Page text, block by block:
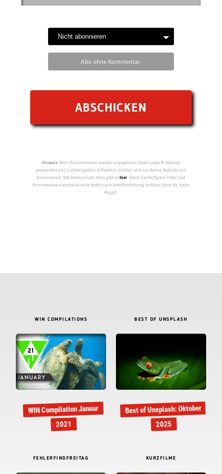
Abo ohne Kommentar
Hinweis:Beim Kommentieren werden angegebene Daten sowie IP-Adresse
gespeichert und Cookies gesetzt (öffentlich sichtbar sind nur Name, Website und
Kommentar). Alle Datenschutz-Infos gibt eshier. Dank Cache/Spam-Filter sind
Kommentare manchmal nicht direkt nach Veröffentlichung sichtbar (aber da, keine
Angst).
WIN COMPILATIONS
WIN Compilation Januar
2021
BEST OF UNSPLASH
Best of Unsplash: Oktober
2025
FEHLERFINDFREITAG KURZFILME